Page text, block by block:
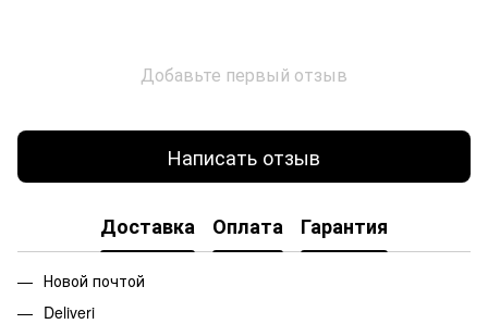
Добавьте первый отзыв
Написать отзыв
Доставка Оплата Гарантия
Новой почтой
Deliveri